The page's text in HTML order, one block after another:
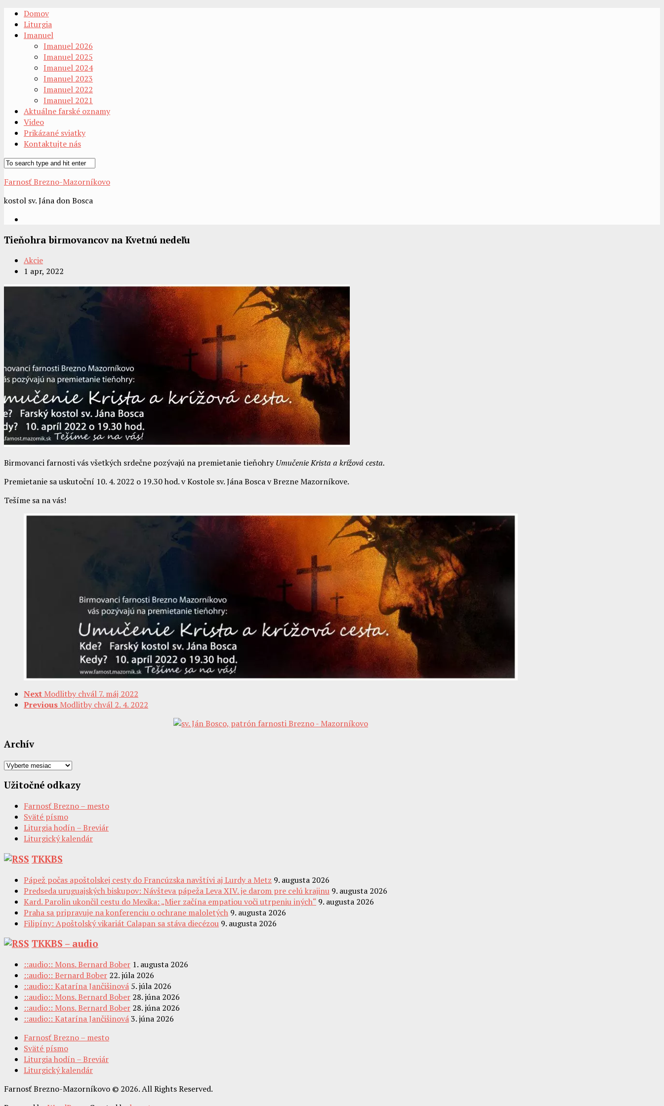
Domov
Liturgia
Imanuel
Imanuel 2026
Imanuel 2025
Imanuel 2024
Imanuel 2023
Imanuel 2022
Imanuel 2021
Aktuálne farské oznamy
Video
Prikázané sviatky
Kontaktujte nás
Farnosť Brezno-Mazorníkovo
kostol sv. Jána don Bosca
Tieňohra birmovancov na Kvetnú nedeľu
Akcie
1 apr, 2022
Birmovanci farnosti vás všetkých srdečne pozývajú na premietanie tieňohryUmučenie Krista a krížová cesta.
Premietanie sa uskutoční 10. 4. 2022 o 19.30 hod. v Kostole sv. Jána Bosca v Brezne Mazorníkove.
Tešíme sa na vás!
Next Modlitby chvál 7. máj 2022
Previous Modlitby chvál 2. 4. 2022
Archív
Archív
Užitočné odkazy
Farnosť Brezno – mesto
Sväté písmo
Liturgia hodín – Breviár
Liturgický kalendár
TKKBS
Pápež počas apoštolskej cesty do Francúzska navštívi aj Lurdy a Metz 9. augusta 2026
Predseda uruguajských biskupov: Návšteva pápeža Leva XIV. je darom pre celú krajinu 9. augusta 2026
Kard. Parolin ukončil cestu do Mexika: „Mier začína empatiou voči utrpeniu iných“ 9. augusta 2026
Praha sa pripravuje na konferenciu o ochrane maloletých 9. augusta 2026
Filipíny: Apoštolský vikariát Calapan sa stáva diecézou 9. augusta 2026
TKKBS – audio
::audio:: Mons. Bernard Bober 1. augusta 2026
::audio:: Bernard Bober 22. júla 2026
::audio:: Katarína Jančišinová 5. júla 2026
::audio:: Mons. Bernard Bober 28. júna 2026
::audio:: Mons. Bernard Bober 28. júna 2026
::audio:: Katarína Jančišinová3. júna 2026
Farnosť Brezno – mesto
Sväté písmo
Liturgia hodín – Breviár
Liturgický kalendár
Farnosť Brezno-Mazorníkovo © 2026. All Rights Reserved.